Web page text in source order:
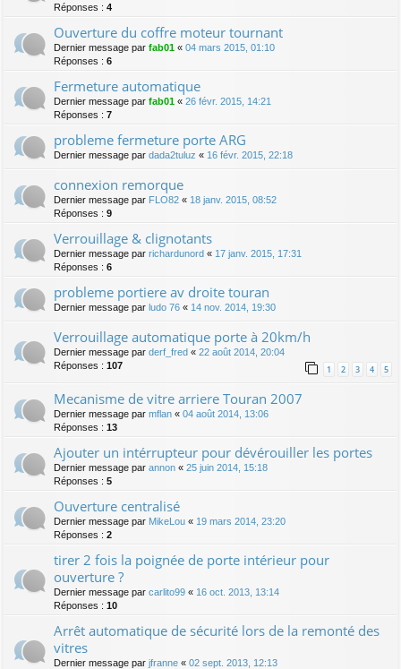
Réponses : 4
Ouverture du coffre moteur tournant
Dernier message par fab01 « 04 mars 2015, 01:10
Réponses : 6
Fermeture automatique
Dernier message par fab01 « 26 févr. 2015, 14:21
Réponses : 7
probleme fermeture porte ARG
Dernier message par dada2tuluz « 16 févr. 2015, 22:18
connexion remorque
Dernier message par FLO82 « 18 janv. 2015, 08:52
Réponses : 9
Verrouillage & clignotants
Dernier message par richardunord « 17 janv. 2015, 17:31
Réponses : 6
probleme portiere av droite touran
Dernier message par ludo 76 « 14 nov. 2014, 19:30
Verrouillage automatique porte à 20km/h
Dernier message par derf_fred « 22 août 2014, 20:04
Réponses : 107 1 2 3 4 5
Mecanisme de vitre arriere Touran 2007
Dernier message par mflan « 04 août 2014, 13:06
Réponses : 13
Ajouter un intérrupteur pour dévérouiller les portes
Dernier message par annon « 25 juin 2014, 15:18
Réponses : 5
Ouverture centralisé
Dernier message par MikeLou « 19 mars 2014, 23:20
Réponses : 2
tirer 2 fois la poignée de porte intérieur pour
ouverture ?
Dernier message par carlito99 « 16 oct. 2013, 13:14
Réponses : 10
Arrêt automatique de sécurité lors de la remonté des
vitres
Dernier message par jfranne « 02 sept. 2013, 12:13